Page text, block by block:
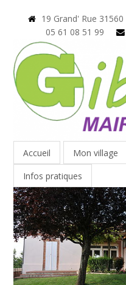
19 Grand' Rue 31560
05 61 08 51 99
Accueil Mon village
Infos pratiques